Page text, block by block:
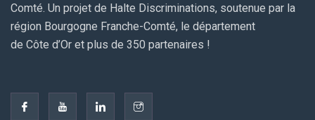
Comté. Un projet de Halte Discriminations, soutenue par la
région Bourgogne Franche-Comté, le département
de Côte d’Or et plus de 350 partenaires !